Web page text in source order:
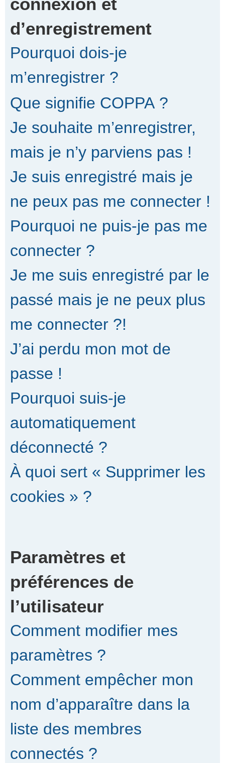
d’enregistrement
Pourquoi dois-je
m’enregistrer ?
Que signifie COPPA ?
Je souhaite m’enregistrer,
mais je n’y parviens pas !
Je suis enregistré mais je
ne peux pas me connecter !
Pourquoi ne puis-je pas me
connecter ?
Je me suis enregistré par le
passé mais je ne peux plus
me connecter ?!
J’ai perdu mon mot de
passe !
Pourquoi suis-je
automatiquement
déconnecté ?
À quoi sert « Supprimer les
cookies » ?
Paramètres et
préférences de
l’utilisateur
Comment modifier mes
paramètres ?
Comment empêcher mon
nom d’apparaître dans la
liste des membres
connectés ?